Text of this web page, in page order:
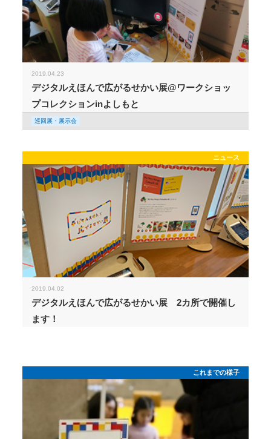
2019.04.23
デジタルえほんで広がるせかい展@ワークショッ
プコレクションinよしもと
巡回展・展示会
ニュース
2019.04.02
デジタルえほんで広がるせかい展 2カ所で開催し
ます！
これまでの様子